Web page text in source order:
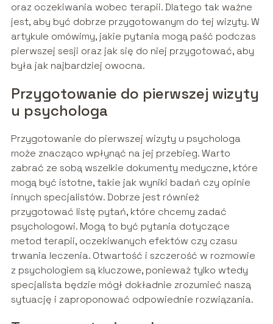
oraz oczekiwania wobec terapii. Dlatego tak ważne
jest, aby być dobrze przygotowanym do tej wizyty. W
artykule omówimy, jakie pytania mogą paść podczas
pierwszej sesji oraz jak się do niej przygotować, aby
była jak najbardziej owocna.
Przygotowanie do pierwszej wizyty
u psychologa
Przygotowanie do pierwszej wizyty u psychologa
może znacząco wpłynąć na jej przebieg. Warto
zabrać ze sobą wszelkie dokumenty medyczne, które
mogą być istotne, takie jak wyniki badań czy opinie
innych specjalistów. Dobrze jest również
przygotować listę pytań, które chcemy zadać
psychologowi. Mogą to być pytania dotyczące
metod terapii, oczekiwanych efektów czy czasu
trwania leczenia. Otwartość i szczerość w rozmowie
z psychologiem są kluczowe, ponieważ tylko wtedy
specjalista będzie mógł dokładnie zrozumieć naszą
sytuację i zaproponować odpowiednie rozwiązania.